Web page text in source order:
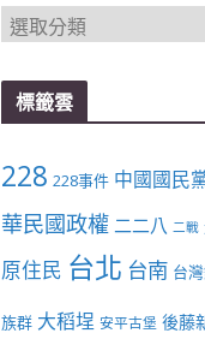
分
類
標籤雲
228 228事件 中國國民
華民國政權 二二八 二戰
原住民 台北 台南 台
族群 大稻埕 安平古堡 後藤